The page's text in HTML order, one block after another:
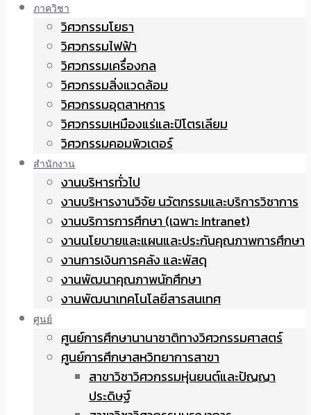
ภาควิชา
วิศวกรรมโยธา
วิศวกรรมไฟฟ้า
วิศวกรรมเครื่องกล
วิศวกรรมสิ่งแวดล้อม
วิศวกรรมอุตสาหการ
วิศวกรรมเหมืองแร่และปิโตรเลียม
วิศวกรรมคอมพิวเตอร์
สำนักงาน
งานบริหารทั่วไป
งานบริหารงานวิจัย นวัตกรรมและบริการวิชาการ
งานบริการการศึกษา (เฉพาะ Intranet)
งานนโยบายและแผนและประกันคุณภาพการศึกษา
งานการเงินการคลัง และพัสดุ
งานพัฒนาคุณภาพนักศึกษา
งานพัฒนาเทคโนโลยีสารสนเทศ
ศูนย์
ศูนย์การศึกษานานาชาติทางวิศวกรรมศาสตร์
ศูนย์การศึกษาสหวิทยาการสาขา
สาขาวิชาวิศวกรรมหุ่นยนต์และปัญญา
ประดิษฐ์